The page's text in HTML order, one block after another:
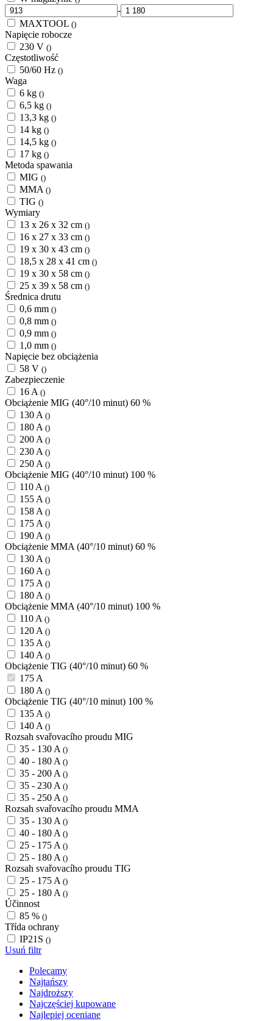
-
MAXTOOL ()
Napięcie robocze
230 V ()
Częstotliwość
50/60 Hz ()
Waga
6 kg ()
6,5 kg ()
13,3 kg ()
14 kg ()
14,5 kg ()
17 kg ()
Metoda spawania
MIG ()
MMA ()
TIG ()
Wymiary
13 x 26 x 32 cm ()
16 x 27 x 33 cm ()
19 x 30 x 43 cm ()
18,5 x 28 x 41 cm ()
19 x 30 x 58 cm ()
25 x 39 x 58 cm ()
Średnica drutu
0,6 mm ()
0,8 mm ()
0,9 mm ()
1,0 mm ()
Napięcie bez obciążenia
58 V ()
Zabezpieczenie
16 A ()
Obciążenie MIG (40°/10 minut) 60 %
130 A ()
180 A ()
200 A ()
230 A ()
250 A ()
Obciążenie MIG (40°/10 minut) 100 %
110 A ()
155 A ()
158 A ()
175 A ()
190 A ()
Obciążenie MMA (40°/10 minut) 60 %
130 A ()
160 A ()
175 A ()
180 A ()
Obciążenie MMA (40°/10 minut) 100 %
110 A ()
120 A ()
135 A ()
140 A ()
Obciążenie TIG (40°/10 minut) 60 %
175 A
180 A ()
Obciążenie TIG (40°/10 minut) 100 %
135 A ()
140 A ()
Rozsah svařovacího proudu MIG
35 - 130 A ()
40 - 180 A ()
35 - 200 A ()
35 - 230 A ()
35 - 250 A ()
Rozsah svařovacího proudu MMA
35 - 130 A ()
40 - 180 A ()
25 - 175 A ()
25 - 180 A ()
Rozsah svařovacího proudu TIG
25 - 175 A ()
25 - 180 A ()
Účinnost
85 % ()
Třída ochrany
IP21S ()
Usuń filtr
Polecamy
Najtańszy
Najdroższy
Najczęściej kupowane
Najlepiej oceniane